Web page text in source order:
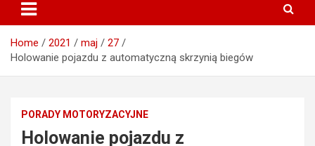
Home 2021 maj
27
Holowanie pojazdu z automatyczną skrzynią biegów
PORADY MOTORYZACYJNE
Holowanie pojazdu z